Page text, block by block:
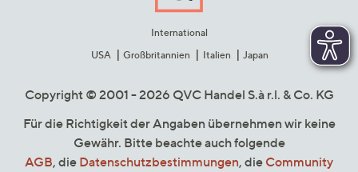
International
USA
Großbritannien Italien Japan
Copyright © 2001 - 2026 QVC Handel S.à r.l. & Co. KG
Für die Richtigkeit der Angaben übernehmen wir keine
Gewähr. Bitte beachte auch folgende
AGB, die Datenschutzbestimmungen, die Community